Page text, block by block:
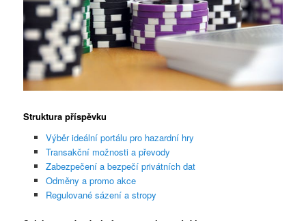
Struktura příspěvku
Výběr ideální portálu pro hazardní hry
Transakční možnosti a převody
Zabezpečení a bezpečí privátních dat
Odměny a promo akce
Regulované sázení a stropy